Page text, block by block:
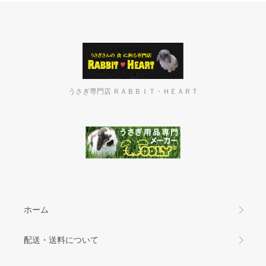
うさぎ専門店 ＲＡＢＢＩＴ・ＨＥＡＲＴ
ホーム
配送・送料について